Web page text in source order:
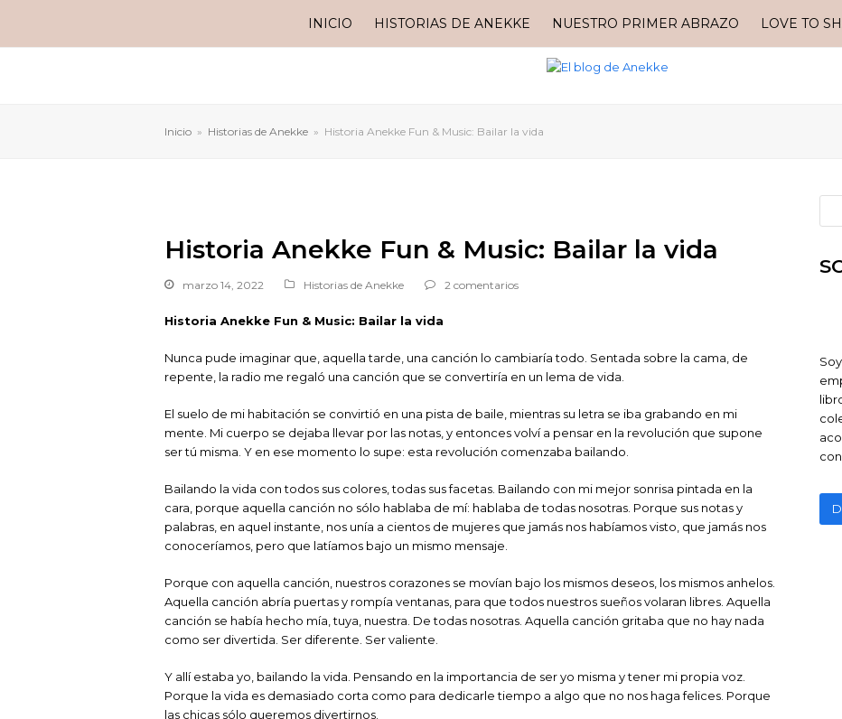
INICIO HISTORIAS DE ANEKKE NUESTRO PRIMER ABRAZO LOVE TO
Inicio » Historias de Anekke » Historia Anekke Fun & Music: Bailar la vida
Historia Anekke Fun & Music: Bailar la vida
marzo 14, 2022 Historias de Anekke 2 comentarios
Historia Anekke Fun & Music: Bailar la vida
Nunca pude imaginar que, aquella tarde, una canción lo cambiaría todo. Sentada sobre la cama, de
repente, la radio me regaló una canción que se convertiría en un lema de vida.
El suelo de mi habitación se convirtió en una pista de baile, mientras su letra se iba grabando en mi
mente. Mi cuerpo se dejaba llevar por las notas, y entonces volví a pensar en la revolución que supone
ser tú misma. Y en ese momento lo supe: esta revolución comenzaba bailando.
Bailando la vida con todos sus colores, todas sus facetas. Bailando con mi mejor sonrisa pintada en la
cara, porque aquella canción no sólo hablaba de mí: hablaba de todas nosotras. Porque sus notas y
palabras, en aquel instante, nos unía a cientos de mujeres que jamás nos habíamos visto, que jamás nos
conoceríamos, pero que latíamos bajo un mismo mensaje.
Porque con aquella canción, nuestros corazones se movían bajo los mismos deseos, los mismos anhelos.
Aquella canción abría puertas y rompía ventanas, para que todos nuestros sueños volaran libres. Aquella
canción se había hecho mía, tuya, nuestra. De todas nosotras. Aquella canción gritaba que no hay nada
como ser divertida. Ser diferente. Ser valiente.
Y allí estaba yo, bailando la vida. Pensando en la importancia de ser yo misma y tener mi propia voz.
Porque la vida es demasiado corta como para dedicarle tiempo a algo que no nos haga felices. Porque
las chicas sólo queremos divertirnos.